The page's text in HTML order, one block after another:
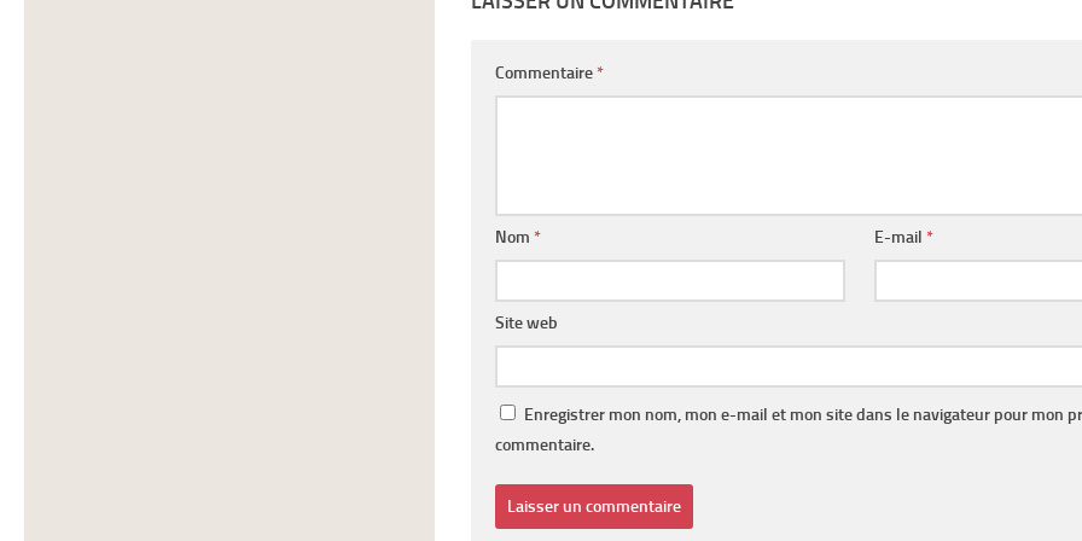
Commentaire *
Nom * E-mail *
Site web
Enregistrer mon nom, mon e-mail et mon site dans le navigateur pour mon
commentaire.